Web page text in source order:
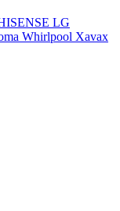
LG
Whirlpool Xavax